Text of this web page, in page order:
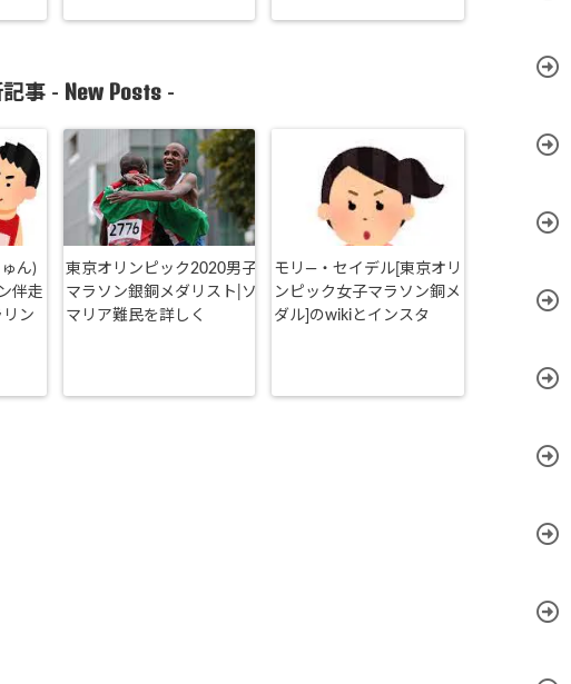
事 - New Posts -
ん)
伴走
ン
東京オリンピック2020男子
マラソン銀銅メダリスト|ソ
マリア難民を詳しく
モリ―・セイデル[東京オリ
ンピック女子マラソン銅メ
ダル]のwikiとインスタ